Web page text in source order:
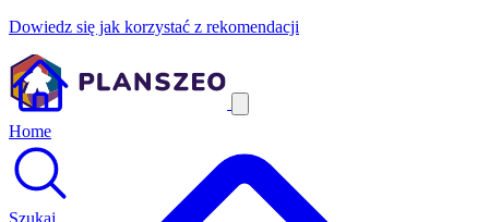
Dowiedz się jak korzystać z rekomendacji
Home
Szukaj